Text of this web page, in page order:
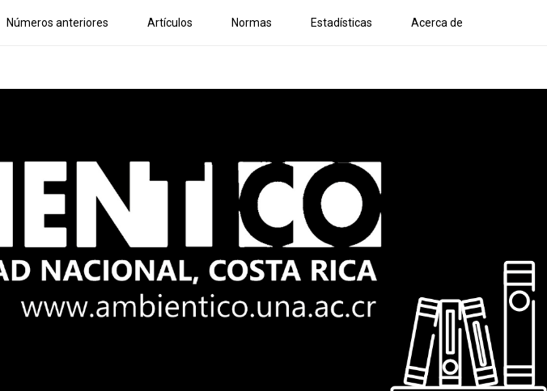
Números anteriores Artículos Normas Estadísticas Acerca de